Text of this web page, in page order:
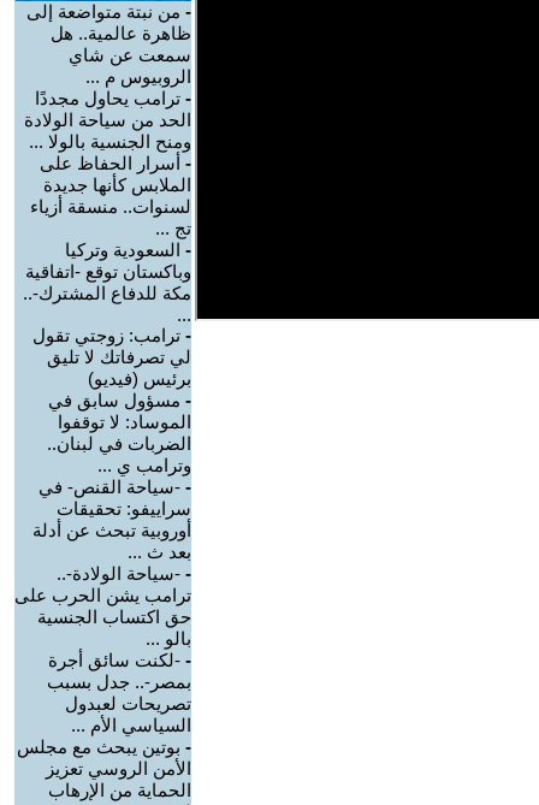
- من نبتة متواضعة إلى
ظاهرة عالمية.. هل
سمعت عن شاي
الروبيوس م ...
- ترامب يحاول مجددًا
الحد من سياحة الولادة
ومنح الجنسية بالولا ...
- أسرار الحفاظ على
الملابس كأنها جديدة
لسنوات.. منسقة أزياء
تج ...
- السعودية وتركيا
وباكستان توقع -اتفاقية
مكة للدفاع المشترك-..
...
- ترامب: زوجتي تقول
لي تصرفاتك لا تليق
برئيس (فيديو)
- مسؤول سابق في
الموساد: لا توقفوا
الضربات في لبنان..
وترامب ي ...
- -سياحة القنص- في
سراييفو: تحقيقات
أوروبية تبحث عن أدلة
بعد ث ...
- -سياحة الولادة-..
ترامب يشن الحرب على
حق اكتساب الجنسية
بالو ...
- -لكنت سائق أجرة
بمصر-.. جدل بسبب
تصريحات لعبدول
السياسي الأم ...
- بوتين يبحث مع مجلس
الأمن الروسي تعزيز
الحماية من الإرهاب